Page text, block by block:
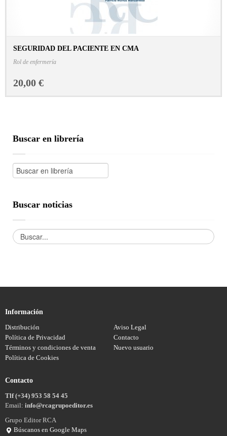
SEGURIDAD DEL PACIENTE EN CMA
Rol de enfermería
20,00 €
Buscar en librería
Buscar noticias
Información
Distribución
Aviso Legal
Política de Privacidad
Contacto
Términos y condiciones de venta
Nuevo usuario
Política de Cookies
Contacto
Tlf (+34) 953 58 54 45
Email: info@rcagrupoeditor.es
Grupo Editor RCA
Búscanos en Google Maps